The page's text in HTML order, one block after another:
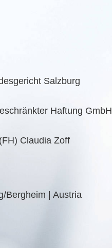
Salzburg
Haftung GmbH
Claudia Zoff
Bergheim | Austria